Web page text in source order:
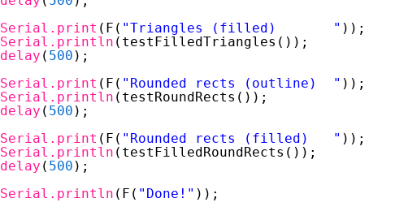
Serial.print (F( "Triangles (filled)       " ));
Serial.println (testFilledTriangles());
delay ( 500 );
Serial.print (F( "Rounded rects (outline)  " ));
Serial.println (testRoundRects());
delay ( 500 );
Serial.print (F( "Rounded rects (filled)   " ));
Serial.println (testFilledRoundRects());
delay ( 500 );
Serial.println (F( "Done!" ));